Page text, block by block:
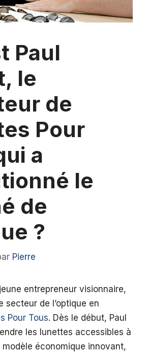
Paul
le
de
Pour
a
le
de
?
Pierre
entrepreneur visionnaire,
secteur de l’optique en
Pour Tous. Dès le début, Paul
les lunettes accessibles à
économique innovant,